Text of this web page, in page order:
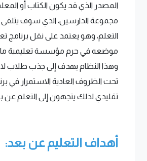
المصدر الذي قد يكون الكتاب أو
مجموعة الدارسين، الذي سوف
التعلم، وهو يعتمد على نقل برنامج
موضعه في حرم مؤسسة تعليمية ما
وهذا النظام يهدف إلى جذب طلاب
تحت الظروف العادية الاستمرار في
تقليدي لذلك يتجهون إلى التعلم عن
أهداف التعليم عن بعد: